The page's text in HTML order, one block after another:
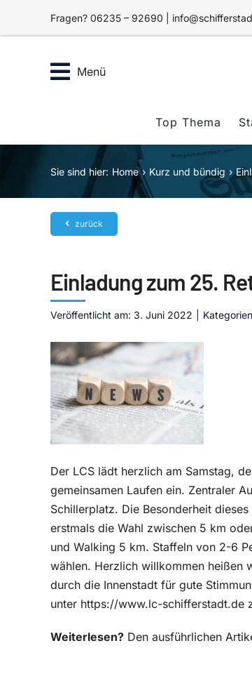
Fragen? 06235 – 92690 |
Menü
Top Thema
Sie sind hier: Home Kurz und bündig
zurück
Einladung zum 25.
Veröffentlicht am: 3. Juni 2022
Der LCS lädt herzlich am Samstag,
gemeinsamen Laufen ein. Zentraler
Schillerplatz. Die Besonderheit
erstmals die Wahl zwischen 5 km
und Walking 5 km. Staffeln von 2-6
wählen. Herzlich willkommen heißen
durch die Innenstadt für gute
unter https://www.lc-schifferstadt.de
Weiterlesen? Den ausführlichen